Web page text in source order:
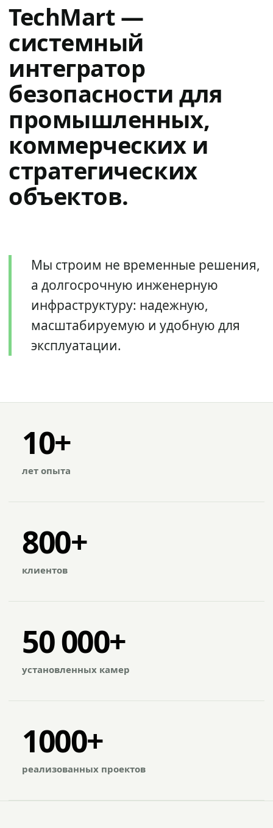
TechMart —
системный
интегратор
безопасности для
промышленных,
коммерческих и
стратегических
объектов.
Мы строим не временные решения,
а долгосрочную инженерную
инфраструктуру: надежную,
масштабируемую и удобную для
эксплуатации.
10+
лет опыта
800+
клиентов
50 000+
установленных камер
1000+
реализованных проектов